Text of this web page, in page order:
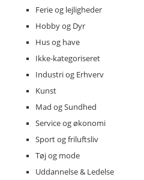
Ferie og lejligheder
Hobby og Dyr
Hus og have
Ikke-kategoriseret
Industri og Erhverv
Kunst
Mad og Sundhed
Service og økonomi
Sport og friluftsliv
Tøj og mode
Uddannelse & Ledelse